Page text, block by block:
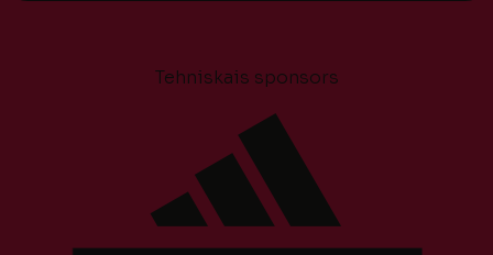
Tehniskais sponsors